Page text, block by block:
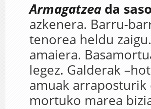
Armagatzea da
azkenera. Barru-
tenorea heldu
amaiera.
legez. Galderak
amuak
mortuko marea